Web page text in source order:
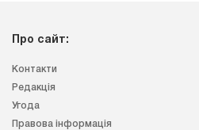
Про сайт:
Контакти
Редакція
Угода
Правова інформація